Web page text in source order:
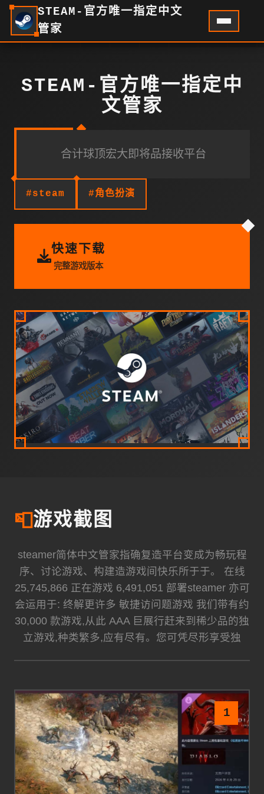
STEAM-官方唯一指定中文
管家
STEAM-官方唯一指定中
文管家
合计球顶宏大即将品接收平台
#steam #角色扮演
快速下载
完整游戏版本
📮游戏截图
steamer简体中文管家指确复造平台变成为畅玩程
序、讨论游戏、构建造游戏间快乐所于于。 在线
25,745,866 正在游戏 6,491,051 部署steamer 亦可
会运用于: 终解更许多 敏捷访问题游戏 我们带有约
30,000 款游戏,从此 AAA 巨展行赶来到稀少品的独
立游戏,种类繁多,应有尽有。您可凭尽形享受独
1